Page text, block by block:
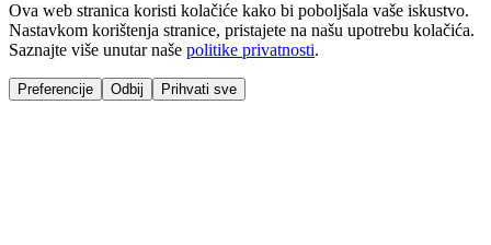
Ova web stranica koristi kolačiće kako bi poboljšala vaše iskustvo.
Nastavkom korištenja stranice, pristajete na našu upotrebu kolačića.
Saznajte više unutar naše politike privatnosti.
Preferencije Odbij Prihvati sve